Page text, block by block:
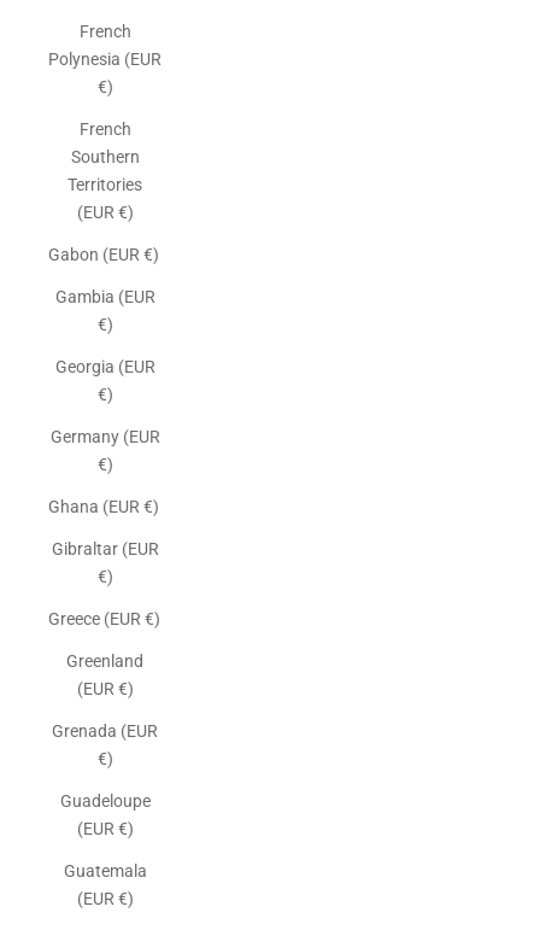
French
Polynesia (EUR
€)
French
Southern
Territories
(EUR €)
Gabon (EUR €)
Gambia (EUR
€)
Georgia (EUR
€)
Germany (EUR
€)
Ghana (EUR €)
Gibraltar (EUR
€)
Greece (EUR €)
Greenland
(EUR €)
Grenada (EUR
€)
Guadeloupe
(EUR €)
Guatemala
(EUR €)